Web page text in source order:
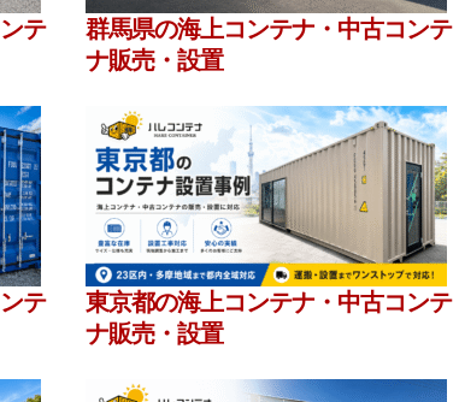
テ
群馬県の海上コンテナ・中古コンテ
ナ販売・設置
テ
東京都の海上コンテナ・中古コンテ
ナ販売・設置